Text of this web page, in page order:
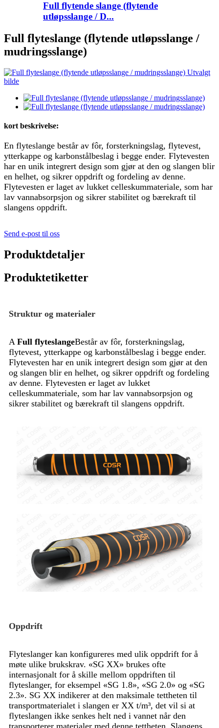
Full flytende slange (flytende
utløpsslange / D...
Full flyteslange (flytende utløpsslange /
mudringsslange)
kort beskrivelse:
En flyteslange består av fôr, forsterkningslag, flytevest,
ytterkappe og karbonstålbeslag i begge ender. Flytevesten
har en unik integrert design som gjør at den og slangen blir
en helhet, og sikrer oppdrift og fordeling av denne.
Flytevesten er laget av lukket celleskummateriale, som har
lav vannabsorpsjon og sikrer stabilitet og bærekraft til
slangens oppdrift.
Send e-post til oss
Produktdetaljer
Produktetiketter
Struktur og materialer
A Full flyteslangeBestår av fôr, forsterkningslag,
flytevest, ytterkappe og karbonstålbeslag i begge ender.
Flytevesten har en unik integrert design som gjør at den
og slangen blir en helhet, og sikrer oppdrift og fordeling
av denne. Flytevesten er laget av lukket
celleskummateriale, som har lav vannabsorpsjon og
sikrer stabilitet og bærekraft til slangens oppdrift.
Oppdrift
Flyteslanger kan konfigureres med ulik oppdrift for å
møte ulike brukskrav. «SG XX» brukes ofte
internasjonalt for å skille mellom oppdriften til
flyteslanger, for eksempel «SG 1.8», «SG 2.0» og «SG
2.3». SG XX indikerer at den maksimale tettheten til
transportmaterialet i slangen er XX t/m³, det vil si at
flyteslangen ikke senkes helt ned i vannet når den
transporterer materialer med denne tettheten. Slangens